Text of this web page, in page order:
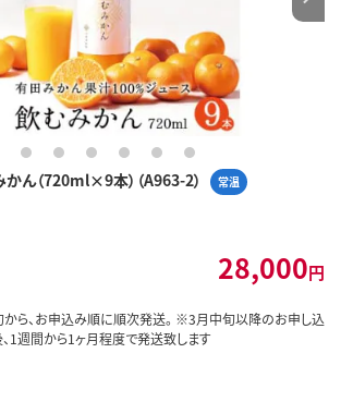
かん（720ml×9本）（A963-2） 常温
2 3 4 5 6 7
28,000円
ら、お申込み順に順次発送。 ※3月中旬以降のお申し込
1週間から1ヶ月程度で発送致します